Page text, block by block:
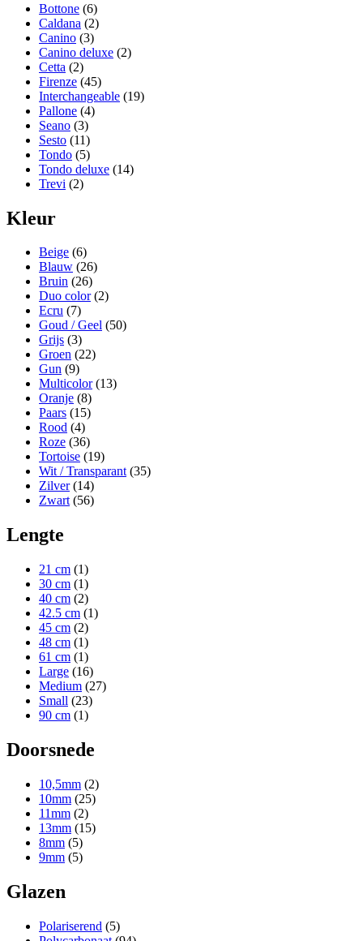
Bottone (6)
Caldana (2)
Canino (3)
Canino deluxe (2)
Cetta (2)
Firenze (45)
Interchangeable (19)
Pallone (4)
Seano (3)
Sesto (11)
Tondo (5)
Tondo deluxe (14)
Trevi (2)
Kleur
Beige (6)
Blauw (26)
Bruin (26)
Duo color (2)
Ecru (7)
Goud / Geel (50)
Grijs (3)
Groen (22)
Gun (9)
Multicolor (13)
Oranje (8)
Paars (15)
Rood (4)
Roze (36)
Tortoise (19)
Wit / Transparant (35)
Zilver (14)
Zwart (56)
Lengte
21 cm (1)
30 cm (1)
40 cm (2)
42.5 cm (1)
45 cm (2)
48 cm (1)
61 cm (1)
Large (16)
Medium (27)
Small (23)
90 cm (1)
Doorsnede
10,5mm (2)
10mm (25)
11mm (2)
13mm (15)
8mm (5)
9mm (5)
Glazen
Polariserend (5)